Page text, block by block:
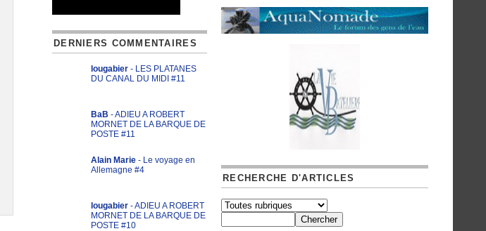
DERNIERS COMMENTAIRES
lougabier - LES PLATANES
DU CANAL DU MIDI #11
BaB - ADIEU A ROBERT
MORNET DE LA BARQUE DE
POSTE #11
Alain Marie - Le voyage en
Allemagne #4
lougabier - ADIEU A ROBERT
MORNET DE LA BARQUE DE
POSTE #10
RECHERCHE D'ARTICLES